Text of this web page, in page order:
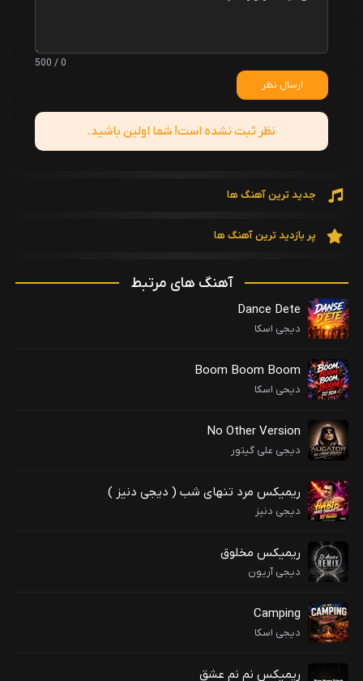
0 / 500
ارسال نظر
نظر ثبت نشده است! شما اولین باشید.
جدید ترین آهنگ ها
پر بازدید ترین آهنگ ها
آهنگ های مرتبط
Dance Dete
دیجی اسکا
Boom Boom Boom
دیحی اسکا
No Other Version
دیجی علی گیتور
ریمیکس مرد تنهای شب ( دیجی دنیز )
دیجی دنیز
ریمیکس مخلوق
دیجی آریون
Camping
دیجی اسکا
ریمیکس نم نم عشق